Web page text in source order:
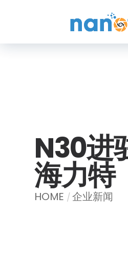
N30进
海力特
HOME 企业新闻